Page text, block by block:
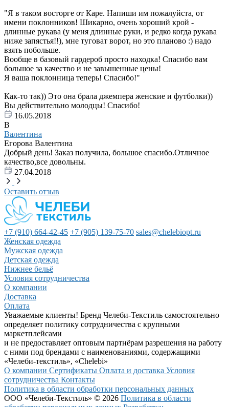
"Я в таком восторге от Каре. Напиши им пожалуйста, от
имени поклонников! Шикарно, очень хороший крой -
длинные рукава (у меня длинные руки, и редко когда рукава
ниже запястья!!), мне туговат ворот, но это планово :) надо
взять побольше.
Вообще в базовый гардероб просто находка! Спасибо вам
большое за качество и не завышенные цены!
Я ваша поклонница теперь! Спасибо!"
Как-то так)) Это она брала джемпера женские и футболки))
Вы действительно молодцы! Спасибо!
16.05.2018
В
Валентина
Егорова Валентина
Добрый день! Заказ получила, большое спасибо.Отличное
качество,все довольны.
27.04.2018
Оставить отзыв
+7 (910) 664-42-45 +7 (905) 139-75-70 sales@chelebiopt.ru
Женская одежда
Мужская одежда
Детская одежда
Нижнее бельё
Условия сотрудничества
О компании
Доставка
Оплата
Уважаемые клиенты! Бренд Челеби-Текстиль самостоятельно
определяет политику сотрудничества с крупными
маркетплейсами
и не предоставляет оптовым партнёрам разрешения на работу
с ними под брендами с наименованиями, содержащими
«Челеби-текстиль», «Chelebi»
О компании Сертификаты Оплата и доставка Условия
сотрудничества Контакты
Политика в области обработки персональных данных
ООО «Челеби-Текстиль» © 2026 Политика в области